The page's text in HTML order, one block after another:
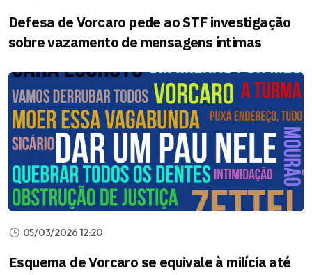
Defesa de Vorcaro pede ao STF investigação
sobre vazamento de mensagens íntimas
05/03/2026 12:20
Esquema de Vorcaro se equivale à milícia até